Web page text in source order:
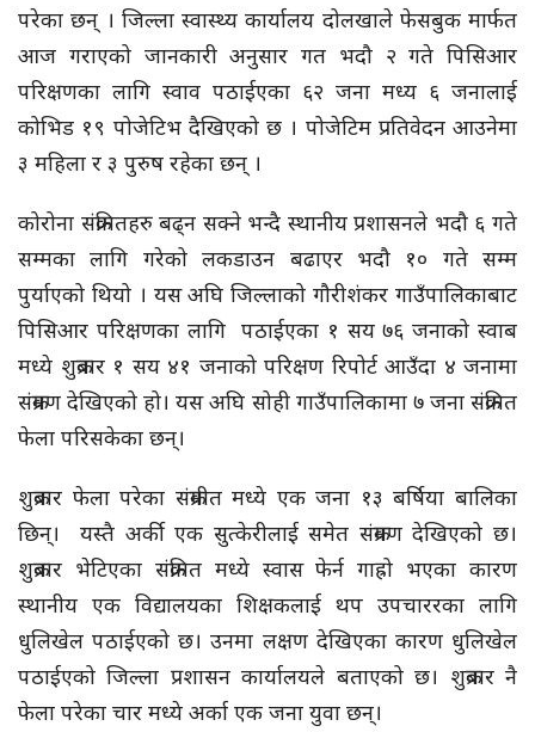
परेका छन् । जिल्ला स्वास्थ्य कार्यालय दोलखाले फेसबुक मार्फत
आज गराएको जानकारी अनुसार गत भदौ २ गते पिसिआर
परिक्षणका लागि स्वाव पठाईएका ६२ जना मध्य ६ जनालाई
कोभिड १९ पोजेटिभ दैखिएको छ । पोजेटिम प्रतिवेदन आउनेमा
३ महिला र ३ पुरुष रहेका छन् ।
कोरोना संक्रमितहरु बढ्न सक्ने भन्दै स्थानीय प्रशासनले भदौ ६ गते
सम्मका लागि गरेको लकडाउन बढाएर भदौ १० गते सम्म
पुर्याएको थियो । यस अघि जिल्लाको गौरीशंकर गाउँपालिकाबाट
पिसिआर परिक्षणका लागि पठाईएका १ सय ७६ जनाको स्वाब
मध्ये शुक्रबार १ सय ४१ जनाको परिक्षण रिपोर्ट आउँदा ४ जनामा
संक्रमण देखिएको हो। यस अघि सोही गाउँपालिकामा ७ जना संक्रमित
फेला परिसकेका छन्।
शुक्रबार फेला परेका संक्रमीत मध्ये एक जना १३ बर्षिया बालिका
छिन्। यस्तै अर्की एक सुत्केरीलाई समेत संक्रमण देखिएको छ।
शुक्रबार भेटिएका संक्रमित मध्ये स्वास फेर्न गाह्रो भएका कारण
स्थानीय एक विद्यालयका शिक्षकलाई थप उपचाररका लागि
धुलिखेल पठाईएको छ। उनमा लक्षण देखिएका कारण धुलिखेल
पठाईएको जिल्ला प्रशासन कार्यालयले बताएको छ। शुक्रबार नै
फेला परेका चार मध्ये अर्का एक जना युवा छन्।